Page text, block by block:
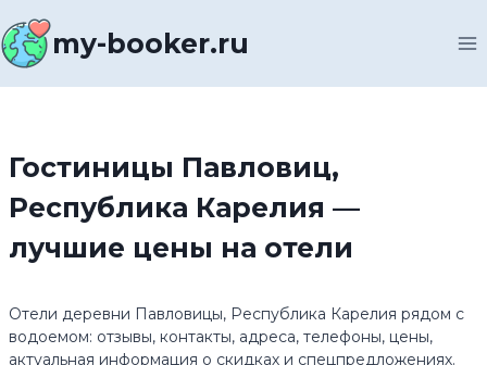
к
содержимомуmy-booker.ru
Гостиницы Павловиц,
Республика Карелия —
лучшие цены на отели
Отели деревни Павловицы, Республика Карелия рядом с
водоемом: отзывы, контакты, адреса, телефоны, цены,
актуальная информация о скидках и спецпредложениях.